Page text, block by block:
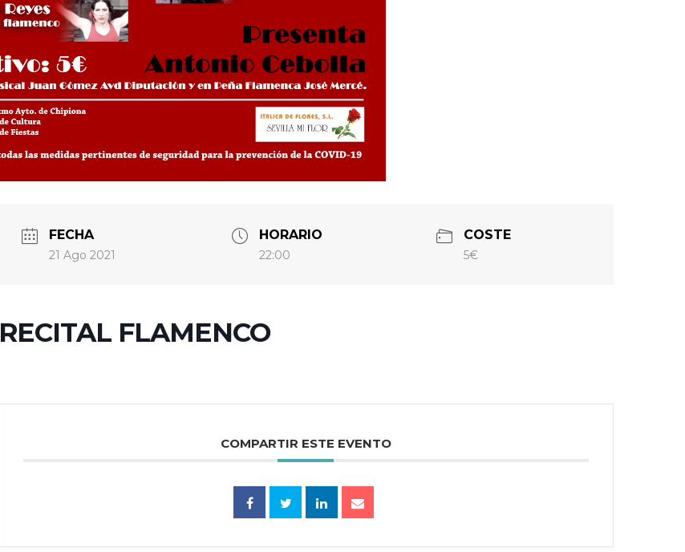
FECHA
21 Ago 2021
HORARIO
22:00
COSTE
5€
RECITAL FLAMENCO
COMPARTIR ESTE EVENTO